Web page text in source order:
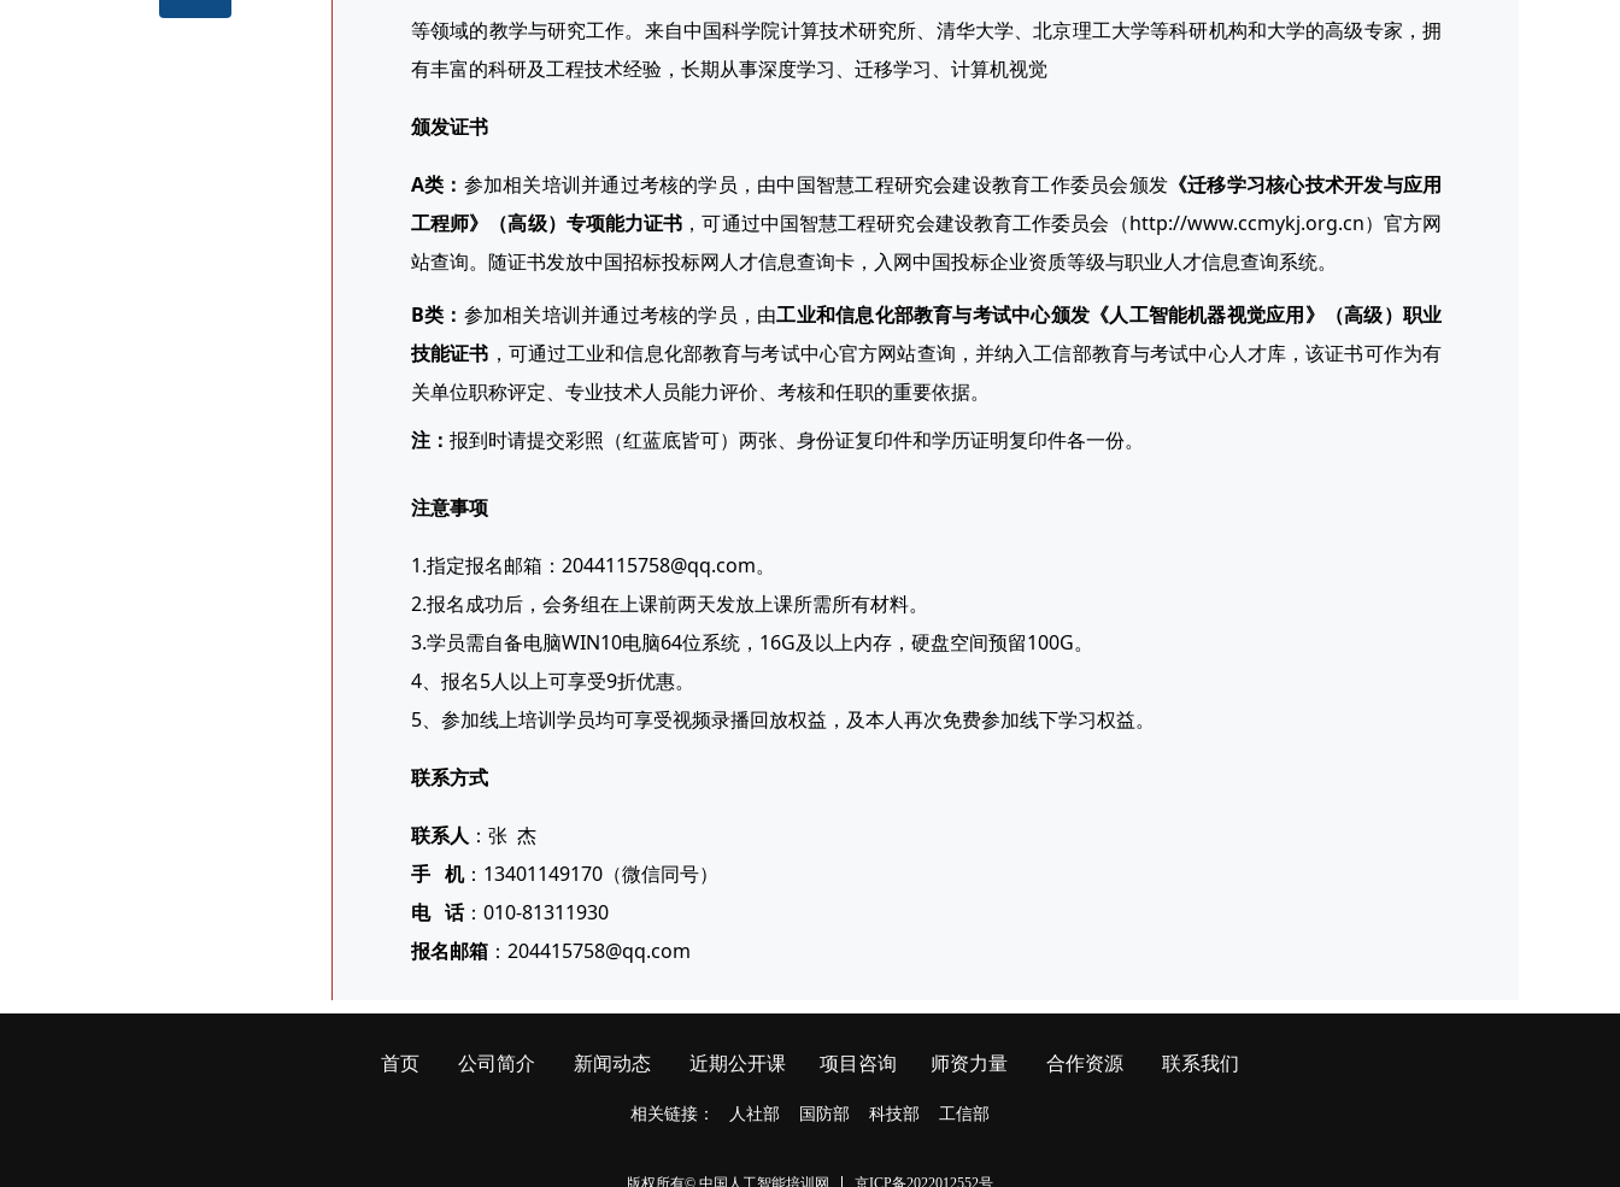
等领域的教学与研究工作。来自中国科学院计算技术研究所、清华大学、北京理工大学等科研机构和大学的高级专家，拥
有丰富的科研及工程技术经验，长期从事深度学习、迁移学习、计算机视觉
颁发证书
A类： 参加相关培训并通过考核的学员，由中国智慧工程研究会建设教育工作委员会颁发 《迁移学习核心技术开发与应用
工程师》（高级）专项能力证书 ，可通过中国智慧工程研究会建设教育工作委员会（http://www.ccmykj.org.cn）官方网
站查询。随证书发放中国招标投标网人才信息查询卡，入网中国投标企业资质等级与职业人才信息查询系统。
B类： 参加相关培训并通过考核的学员，由工业和信息化部教育与考试中心颁发《人工智能机器视觉应用》（高级）职业
技能证书 ，可通过工业和信息化部教育与考试中心官方网站查询，并纳入工信部教育与考试中心人才库，该证书可作为有
关单位职称评定、专业技术人员能力评价、考核和任职的重要依据。
注： 报到时请提交彩照（红蓝底皆可）两张、身份证复印件和学历证明复印件各一份。
注意事项
1.指定报名邮箱：2044115758@qq.com。
2.报名成功后，会务组在上课前两天发放上课所需所有材料。
3.学员需自备电脑WIN10电脑64位系统，16G及以上内存，硬盘空间预留100G。
4、报名5人以上可享受9折优惠。
5、参加线上培训学员均可享受视频录播回放权益，及本人再次免费参加线下学习权益。
联系方式
联系人 ：张 杰
手 机：13401149170（微信同号）
电 话：010-81311930
报名邮箱 ：204415758@qq.com
首页 公司简介 新闻动态 近期公开课 项目咨询 师资力量 合作资源 联系我们
相关链接： 人社部 国防部 科技部 工信部
京ICP备2022012552号